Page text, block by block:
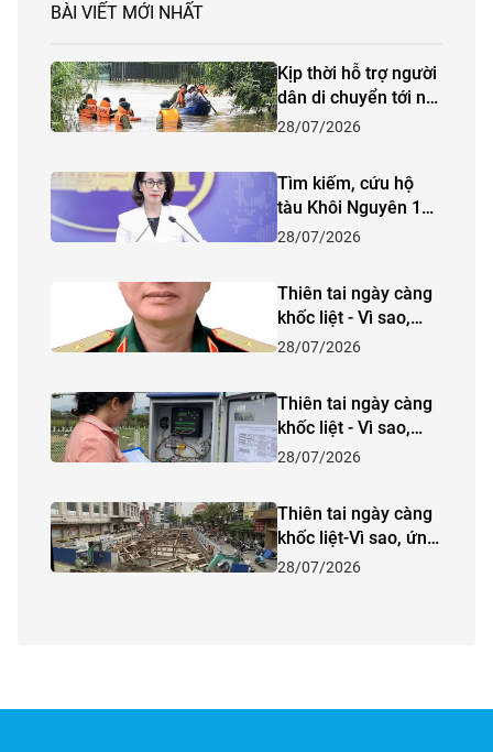
BÀI VIẾT MỚI NHẤT
Kịp thời hỗ trợ người
dân di chuyển tới nơi
an toàn trong mưa lũ
28/07/2026
Tìm kiếm, cứu hộ
tàu Khôi Nguyên 18:
Đã có 48 người được
28/07/2026
Thiên tai ngày càng
khốc liệt - Vì sao,
ứng phó thế nào? -
cốt trên mặt trận
phòng, chống thiên
tai (tiếp theo và hết)
28/07/2026
Thiên tai ngày càng
khốc liệt - Vì sao,
ứng phó thế nào? -
nghệ
28/07/2026
Thiên tai ngày càng
khốc liệt-Vì sao, ứng
phó thế nào? - Bài 3:
28/07/2026